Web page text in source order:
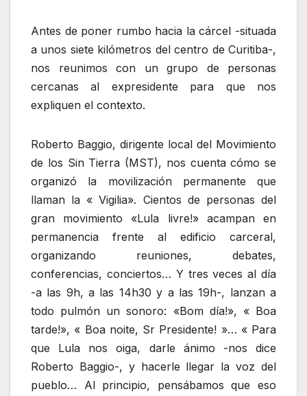
Antes de poner rumbo hacia la cárcel -situada
a unos siete kilómetros del centro de Curitiba-,
nos reunimos con un grupo de personas
cercanas al expresidente para que nos
expliquen el contexto.
Roberto Baggio, dirigente local del Movimiento
de los Sin Tierra (MST), nos cuenta cómo se
organizó la movilización permanente que
llaman la « Vigilia». Cientos de personas del
gran movimiento «Lula livre!» acampan en
permanencia frente al edificio carceral,
organizando reuniones, debates,
conferencias, conciertos… Y tres veces al día
-a las 9h, a las 14h30 y a las 19h-, lanzan a
todo pulmón un sonoro: «Bom día!», « Boa
tarde!», « Boa noite, Sr Presidente! »… « Para
que Lula nos oiga, darle ánimo -nos dice
Roberto Baggio-, y hacerle llegar la voz del
pueblo… Al principio, pensábamos que eso